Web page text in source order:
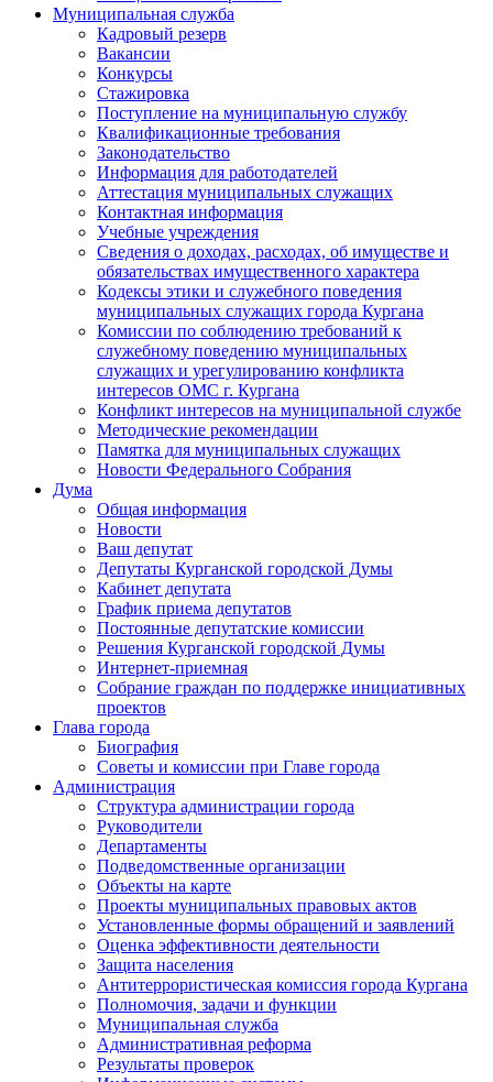
Муниципальная служба
Кадровый резерв
Вакансии
Конкурсы
Стажировка
Поступление на муниципальную службу
Квалификационные требования
Законодательство
Информация для работодателей
Аттестация муниципальных служащих
Контактная информация
Учебные учреждения
Сведения о доходах, расходах, об имуществе и
обязательствах имущественного характера
Кодексы этики и служебного поведения
муниципальных служащих города Кургана
Комиссии по соблюдению требований к
служебному поведению муниципальных
служащих и урегулированию конфликта
интересов ОМС г. Кургана
Конфликт интересов на муниципальной службе
Методические рекомендации
Памятка для муниципальных служащих
Новости Федерального Cобрания
Дума
Общая информация
Новости
Ваш депутат
Депутаты Курганской городской Думы
Кабинет депутата
График приема депутатов
Постоянные депутатские комиссии
Решения Курганской городской Думы
Интернет-приемная
Собрание граждан по поддержке инициативных
проектов
Глава города
Биография
Советы и комиссии при Главе города
Администрация
Структура администрации города
Руководители
Департаменты
Подведомственные организации
Объекты на карте
Проекты муниципальных правовых актов
Установленные формы обращений и заявлений
Оценка эффективности деятельности
Защита населения
Антитеррористическая комиссия города Кургана
Полномочия, задачи и функции
Муниципальная служба
Административная реформа
Результаты проверок